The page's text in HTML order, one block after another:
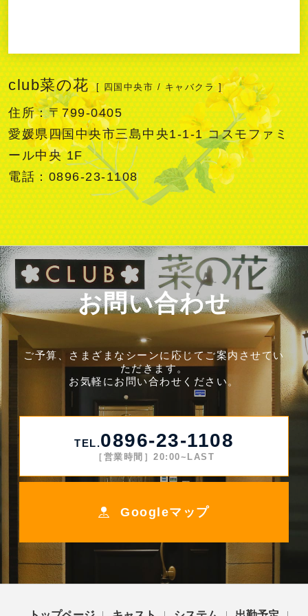
club菜の花 [ 四国中央市 / キャバクラ ]
住所：〒799-0405
愛媛県四国中央市三島中央1-1-1 コスモファミ
ール中央 1F
電話：0896-23-1108
お問い合わせ
ご予算、さまざまなシーンに応じてご案内させてい
ただきます。
お気軽にお問い合わせください。
TEL.0896-23-1108
［営業時間］20:00~LAST
Googleマップ